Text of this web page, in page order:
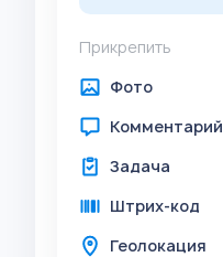
Прикрепить
Фото
Комментарий
Задача
Штрих-код
Геолокация